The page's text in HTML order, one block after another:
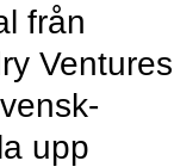
från
Ventures
upp